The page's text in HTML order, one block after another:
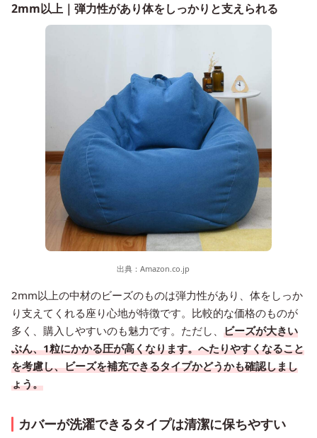
2mm以上｜弾力性があり体をしっかりと支えられる
出典： Amazon.co.jp
2mm以上の中材のビーズのものは弾力性があり、体をしっか
り支えてくれる座り心地が特徴です。比較的な価格のものが
多く、購入しやすいのも魅力です。ただし、 ビーズが大きい
ぶん、1粒にかかる圧が高くなります。へたりやすくなること
を考慮し、ビーズを補充できるタイプかどうかも確認しまし
ょう。
カバーが洗濯できるタイプは清潔に保ちやすい